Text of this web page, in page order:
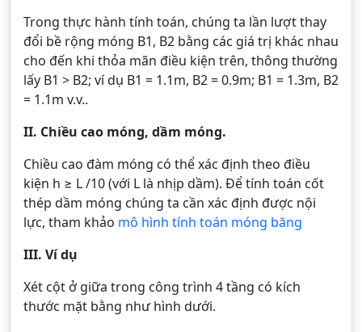
Trong thực hành tính toán, chúng ta lần lượt thay
đổi bề rộng móng B1, B2 bằng các giá trị khác nhau
cho đến khi thỏa mãn điều kiện trên, thông thường
lấy B1 > B2; ví dụ B1 = 1.1m, B2 = 0.9m; B1 = 1.3m, B2
= 1.1m v.v..
II. Chiều cao móng, dầm móng.
Chiều cao đàm móng có thể xác định theo điều
kiện h ≥ L /10 (với L là nhịp dầm). Để tính toán cốt
thép dầm móng chúng ta cần xác định được nội
lực, tham khảo mô hình tính toán móng băng
III. Ví dụ
Xét cột ở giữa trong công trình 4 tầng có kích
thước mặt bằng như hình dưới.